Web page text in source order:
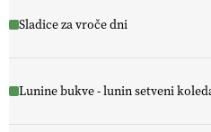
Sladice za vroče dni
Lunine bukve - lunin setveni